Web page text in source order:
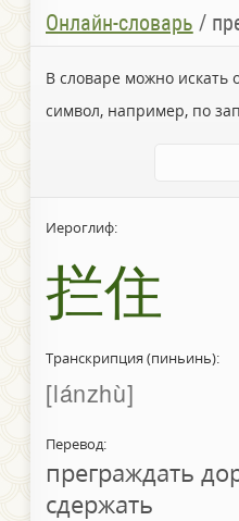
Онлайн-словарь /
В словаре можно искать
символ, например, по
Иероглиф:
拦住
Транскрипция (пиньинь):
lánzhù
Перевод:
преграждать
сдержать